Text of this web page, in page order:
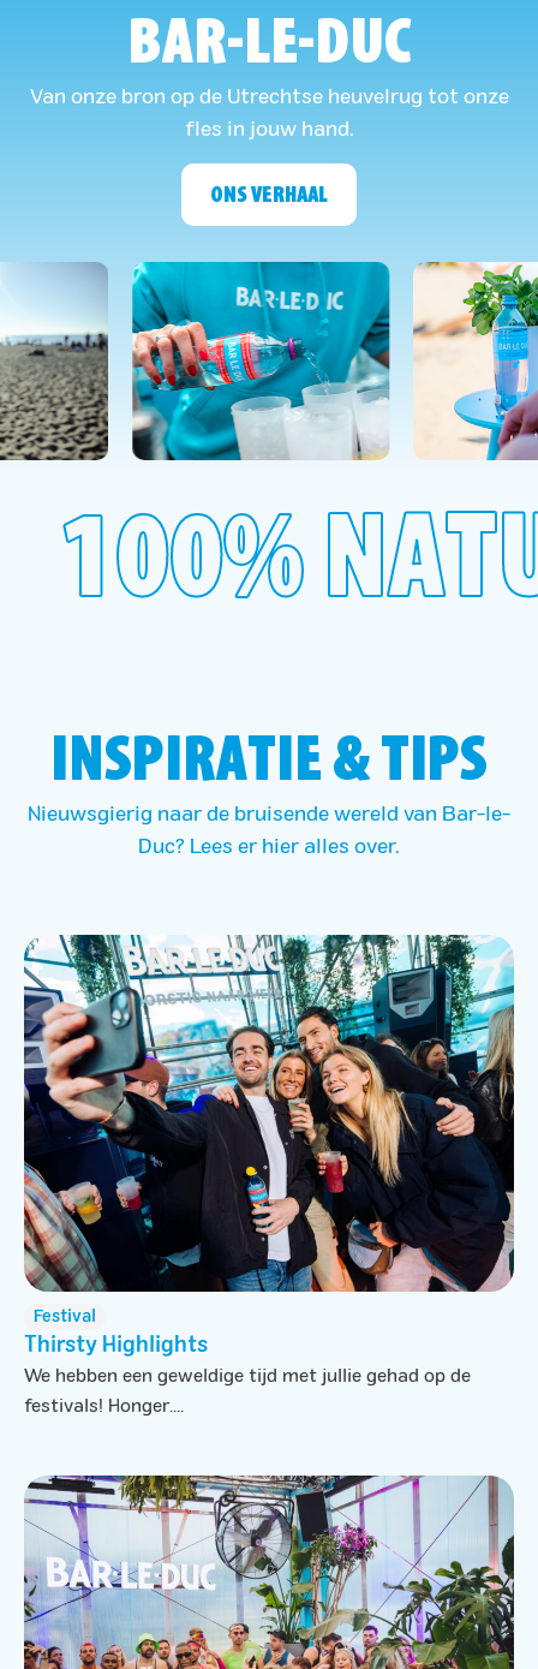
BAR-LE-DUC
Van onze bron op de Utrechtse heuvelrug tot onze
fles in jouw hand.
ONS VERHAAL
100%
INSPIRATIE & TIPS
Nieuwsgierig naar de bruisende wereld van Bar-le-
Duc? Lees er hier alles over.
Festival
Thirsty Highlights
We hebben een geweldige tijd met jullie gehad op de
festivals! Honger....